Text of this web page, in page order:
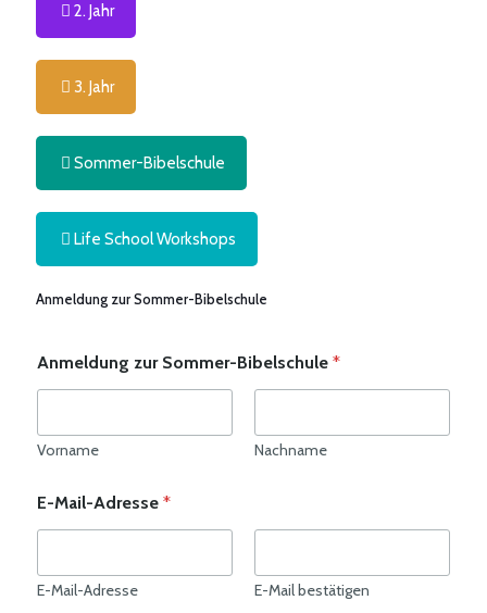
2. Jahr
3. Jahr
Sommer-Bibelschule
Life School Workshops
Anmeldung zur Sommer-Bibelschule
Anmeldung zur Sommer-Bibelschule *
Vorname Nachname
E-Mail-Adresse *
E-Mail-Adresse E-Mail bestätigen